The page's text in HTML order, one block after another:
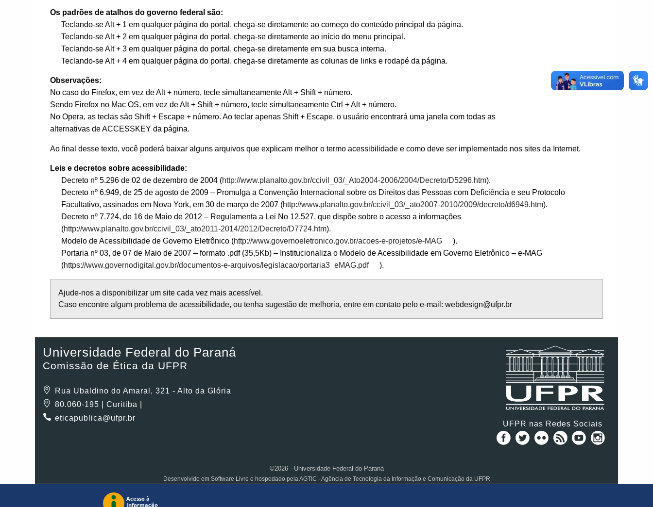
Os padrões de atalhos do governo federal são:
Teclando-se Alt + 1 em qualquer página do portal, chega-se diretamente ao começo do conteúdo principal da página.
Teclando-se Alt + 2 em qualquer página do portal, chega-se diretamente ao início do menu principal.
Teclando-se Alt + 3 em qualquer página do portal, chega-se diretamente em sua busca interna.
Teclando-se Alt + 4 em qualquer página do portal, chega-se diretamente as colunas de links e rodapé da página.
Observações:
No caso do Firefox, em vez de Alt + número, tecle simultaneamente Alt + Shift + número.
Sendo Firefox no Mac OS, em vez de Alt + Shift + número, tecle simultaneamente Ctrl + Alt + número.
No Opera, as teclas são Shift + Escape + número. Ao teclar apenas Shift + Escape, o usuário encontrará uma janela com todas as
alternativas de ACCESSKEY da página.
Ao final desse texto, você poderá baixar alguns arquivos que explicam melhor o termo acessibilidade e como deve ser implementado nos sites da Internet.
Leis e decretos sobre acessibilidade:
Decreto nº 5.296 de 02 de dezembro de 2004 (http://www.planalto.gov.br/ccivil_03/_Ato2004-2006/2004/Decreto/D5296.htm).
Decreto nº 6.949, de 25 de agosto de 2009 – Promulga a Convenção Internacional sobre os Direitos das Pessoas com Deficiência e seu Protocolo
Facultativo, assinados em Nova York, em 30 de março de 2007 (http://www.planalto.gov.br/ccivil_03/_ato2007-2010/2009/decreto/d6949.htm).
Decreto nº 7.724, de 16 de Maio de 2012 – Regulamenta a Lei No 12.527, que dispõe sobre o acesso a informações
(http://www.planalto.gov.br/ccivil_03/_ato2011-2014/2012/Decreto/D7724.htm).
Modelo de Acessibilidade de Governo Eletrônico (http://www.governoeletronico.gov.br/acoes-e-projetos/e-MAG
).
Portaria nº 03, de 07 de Maio de 2007 – formato .pdf (35,5Kb) – Institucionaliza o Modelo de Acessibilidade em Governo Eletrônico – e-MAG
(https://www.governodigital.gov.br/documentos-e-arquivos/legislacao/portaria3_eMAG.pdf ).
Ajude-nos a disponibilizar um site cada vez mais acessível.
Caso encontre algum problema de acessibilidade, ou tenha sugestão de melhoria, entre em contato pelo e-mail: webdesign@ufpr.br
Universidade Federal do Paraná
Comissão de Ética da UFPR
Rua Ubaldino do Amaral, 321 - Alto da Glória
80.060-195 | Curitiba |
eticapublica@ufpr.br
UFPR nas Redes Sociais
©2026 - Universidade Federal do Paraná
Desenvolvido em Software Livre e hospedado pela AGTIC - Agência de Tecnologia da Informação e Comunicação da UFPR